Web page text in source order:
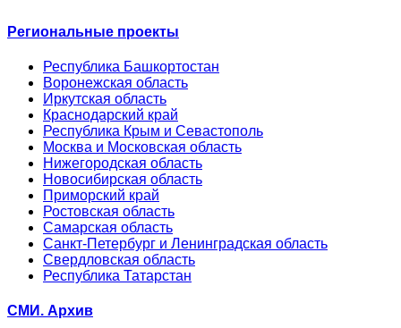
Региональные проекты
Республика Башкортостан
Воронежская область
Иркутская область
Краснодарский край
Республика Крым и Севастополь
Москва и Московская область
Нижегородская область
Новосибирская область
Приморский край
Ростовская область
Самарская область
Санкт-Петербург и Ленинградская область
Свердловская область
Республика Татарстан
СМИ. Архив